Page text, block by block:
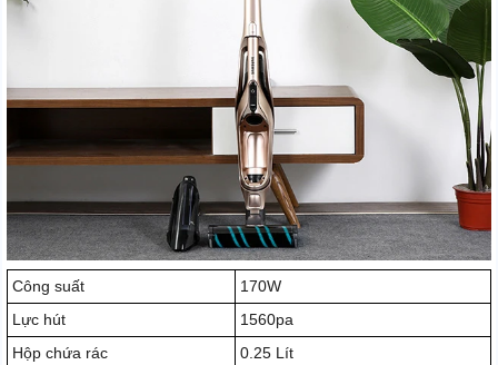
Công suất
170W
Lực hút
1560pa
Hộp chứa rác
0.25 Lít